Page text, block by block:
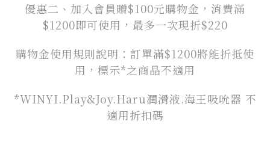
優惠二、加入會員贈$100元購物金，消費滿
$1200即可使用，最多一次現折$220
購物金使用規則說明：訂單滿$1200將能折抵使
用，標示*之商品不適用
*WINYI.Play&Joy.Haru潤滑液.海王吸吮器 不
適用折扣碼